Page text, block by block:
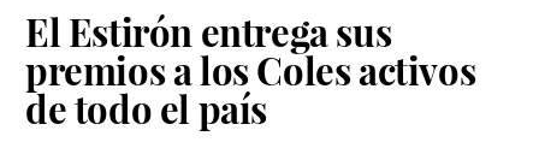
El Estirón entrega sus
premios a losColes activos
de todo el país